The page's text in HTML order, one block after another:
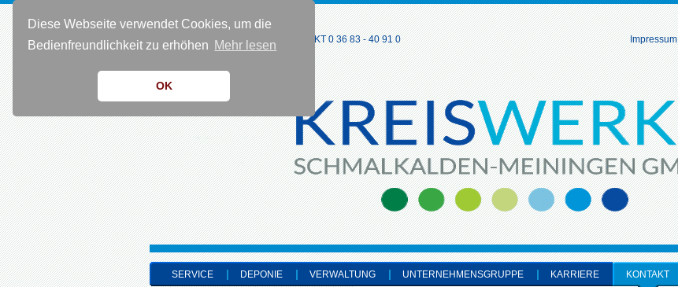
Diese Webseite verwendet Cookies, um die
Bedienfreundlichkeit zu erhöhen Mehr lesen
OK
KONTAKT 0 36 83 - 40 91 0 Impressum
SERVICE DEPONIE VERWALTUNG UNTERNEHMENSGRUPPE KARRIERE KONTAKT